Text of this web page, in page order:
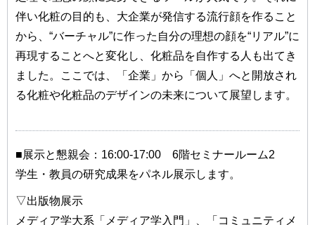
伴い化粧の目的も、大企業が発信する流行顔を作ること
から、“バーチャル”に作った自分の理想の顔を“リアル”に
再現することへと変化し、化粧品を自作する人も出てき
ました。ここでは、「企業」から「個人」へと開放され
る化粧や化粧品のデザインの未来について展望します。
■展示と懇親会：16:00-17:00 6階セミナールーム2
学生・教員の研究成果をパネル展示します。
▽出版物展示
メディア学大系「メディア学入門」、「コミュニティメ